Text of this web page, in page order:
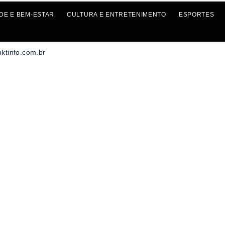
E BEM-ESTAR CULTURA E ENTRETENIMENTO
ESPORTES